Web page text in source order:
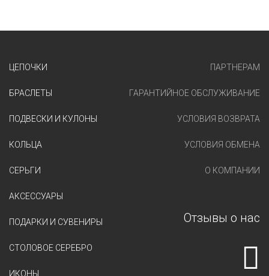
ЦЕПОЧКИ
БРАСЛЕТЫ
ПОДВЕСКИ И КУЛОНЫ
КОЛЬЦА
СЕРЬГИ
АКСЕССУАРЫ
ПОДАРКИ И СУВЕНИРЫ
СТОЛОВОЕ СЕРЕБРО
ИКОНЫ
ПАРТНЕРАМ
ГАРАНТИЙНОЕ ОБСЛУЖИВАНИЕ
УСЛОВИЯ ВОЗВРАТА
УСЛОВИЯ ОБМЕНА
О КОМПАНИИ
Отзывы о нас